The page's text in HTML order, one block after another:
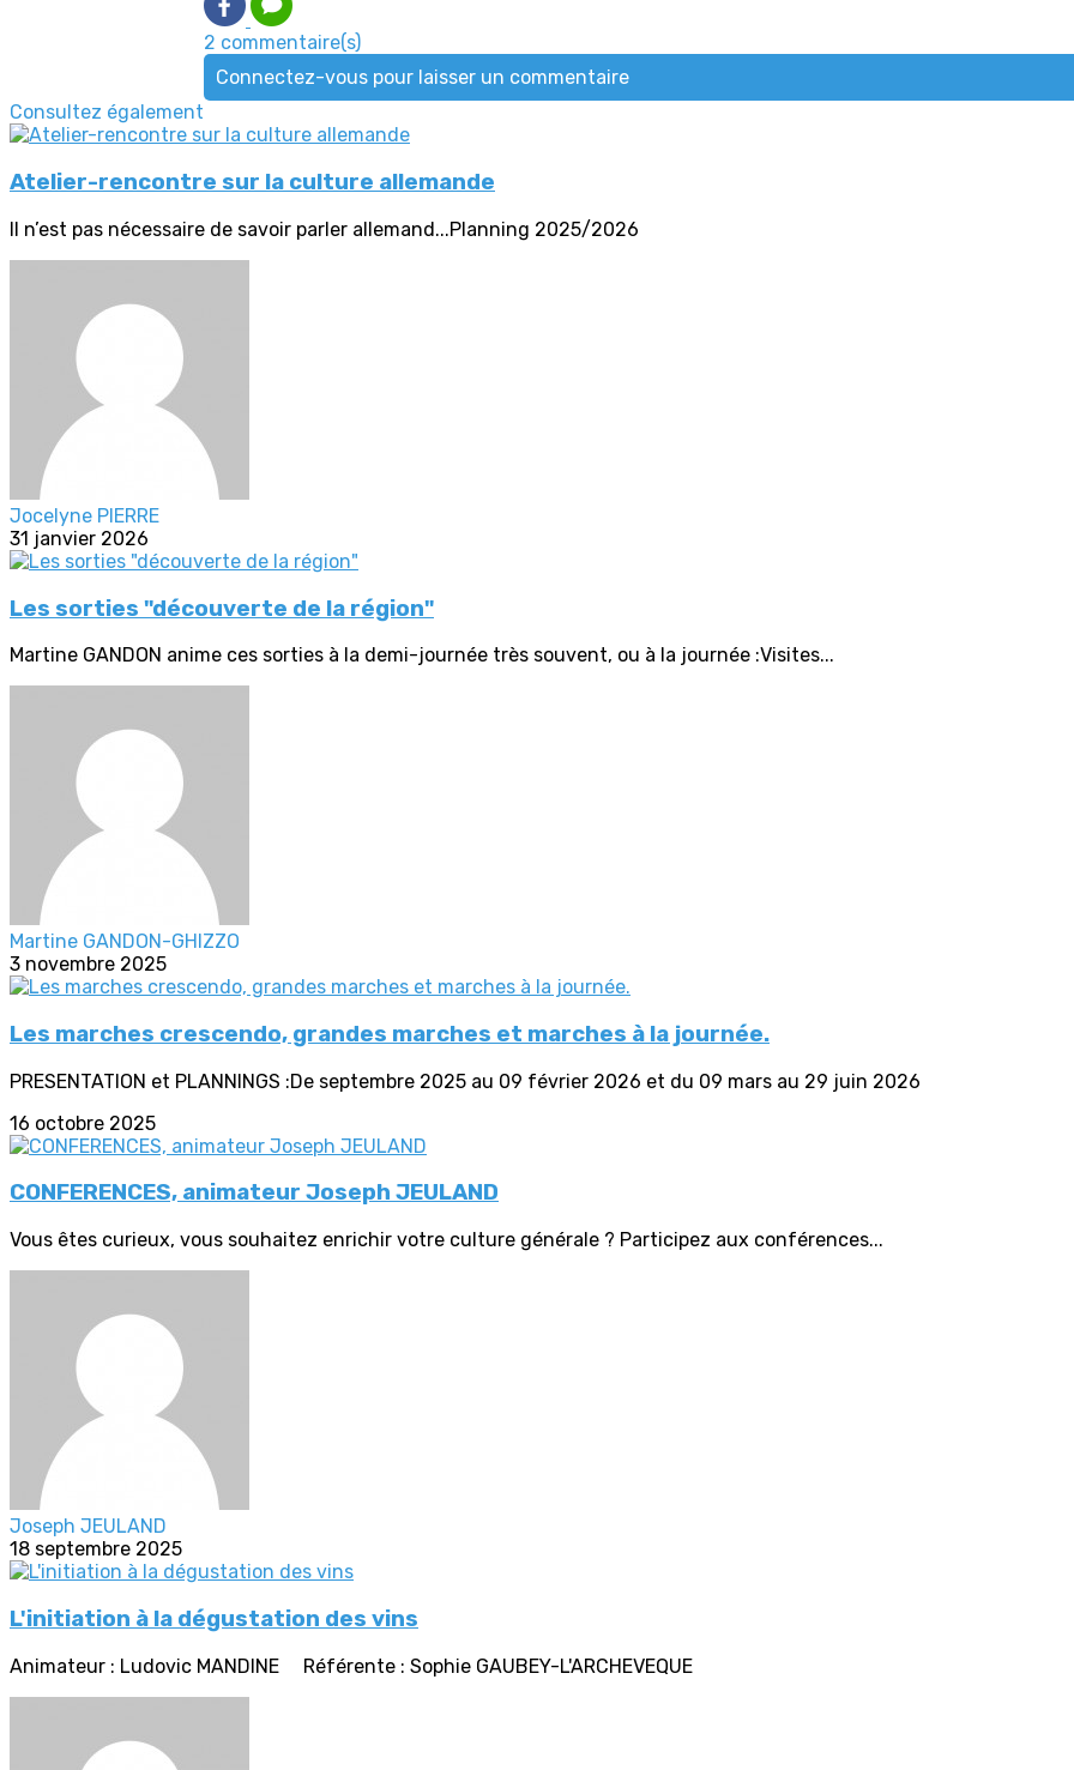
2 commentaire(s)
Connectez-vous pour laisser un commentaire
Consultez également
Atelier-rencontre sur la culture allemande
Il n’est pas nécessaire de savoir parler allemand...Planning 2025/2026
Jocelyne PIERRE
31 janvier 2026
Les sorties "découverte de la région"
Martine GANDON anime ces sorties à la demi-journée très souvent, ou à la journée :Visites...
Martine GANDON-GHIZZO
3 novembre 2025
Les marches crescendo, grandes marches et marches à la journée.
PRESENTATION et PLANNINGS :De septembre 2025 au 09 février 2026 et du 09 mars au 29 juin 2026
16 octobre 2025
CONFERENCES, animateur Joseph JEULAND
Vous êtes curieux, vous souhaitez enrichir votre culture générale ? Participez aux conférences...
Joseph JEULAND
18 septembre 2025
L'initiation à la dégustation des vins
Animateur : Ludovic MANDINE Référente : Sophie GAUBEY-L'ARCHEVEQUE